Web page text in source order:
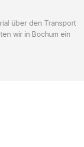
über den Transport
wir in Bochum ein